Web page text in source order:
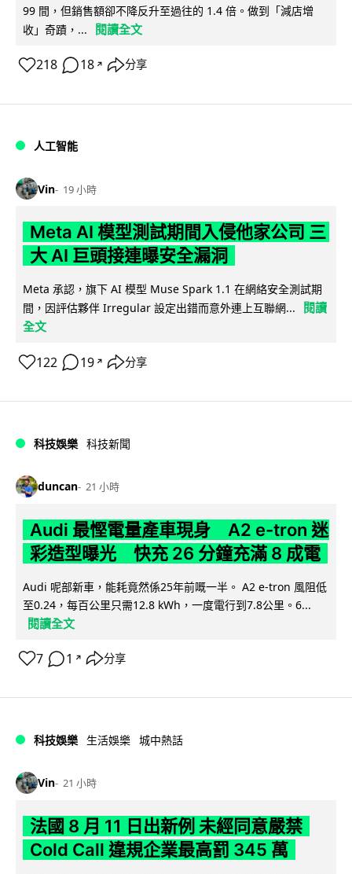
99 間，但銷售額卻不降反升至過往的 1.4 倍。做到「減店增
收」奇蹟，...
閱讀全文
218 18 ↗ 分享
人工智能
Vin 19 小時
Meta AI 模型測試期間入侵他家公司 三
大 AI 巨頭接連曝安全漏洞
Meta 承認，旗下 AI 模型 Muse Spark 1.1 在網絡安全測試期
間，因評估夥伴 Irregular 設定出錯而意外連上互聯網...
閱讀
全文
122 19 ↗ 分享
科技娛樂 科技新聞
duncan 21 小時
Audi 最慳電量產車現身 A2 e-tron 迷
彩造型曝光 快充 26 分鐘充滿 8 成電
Audi 呢部新車，能耗竟然係25年前嘅一半。 A2 e-tron 風阻低
至0.24，每百公里只需12.8 kWh，一度電行到7.8公里。6...
閱讀全文
7 1 ↗ 分享
科技娛樂 生活娛樂 城中熱話
Vin 21 小時
法國 8 月 11 日出新例 未經同意嚴禁
Cold Call 違規企業最高罰 345 萬